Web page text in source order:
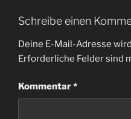
Schreibe einen
Deine E-Mail-Adresse
Erforderliche Felder sind
Kommentar*